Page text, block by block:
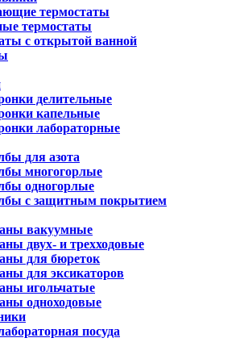
термостаты
термостаты
с открытой ванной
делительные
капельные
лабораторные
для азота
многогорлые
одногорлые
с защитным покрытием
вакуумные
двух- и трехходовые
для бюреток
для эксикаторов
игольчатые
одноходовые
посуда